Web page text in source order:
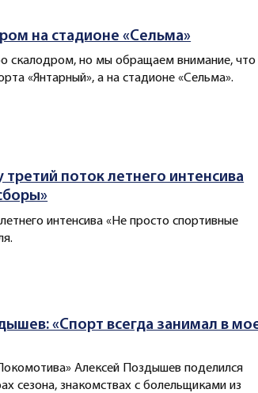
на стадионе «Сельма»
скалодром, но мы обращаем внимание, что
«Янтарный», а на стадионе «Сельма».
поток летнего интенсива
интенсива «Не просто спортивные
«Спорт всегда занимал в
Алексей Поздышев поделился
сезона, знакомствах с болельщиками из